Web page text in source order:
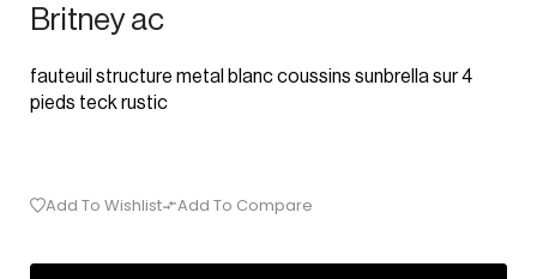
Britney ac
fauteuil structure metal blanc coussins sunbrella sur 4
pieds teck rustic
Add To Wishlist Add To Compare